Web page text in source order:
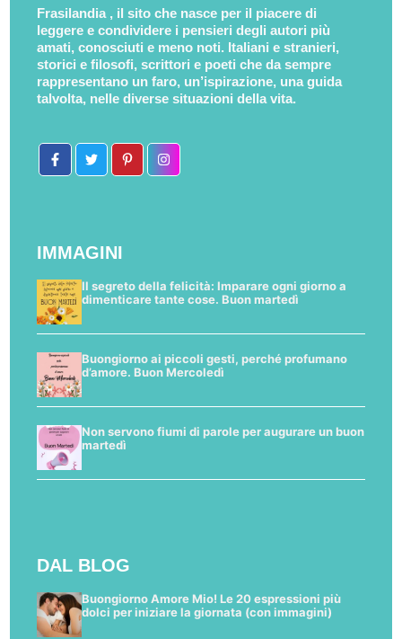
Frasilandia , il sito che nasce per il piacere di
leggere e condividere i pensieri degli autori più
amati, conosciuti e meno noti. Italiani e stranieri,
storici e filosofi, scrittori e poeti che da sempre
rappresentano un faro, un’ispirazione, una guida
talvolta, nelle diverse situazioni della vita.
IMMAGINI
Il segreto della felicità: Imparare ogni giorno a
dimenticare tante cose. Buon martedì
Buongiorno ai piccoli gesti, perché profumano
d’amore. Buon Mercoledì
Non servono fiumi di parole per augurare un buon
martedì
DAL BLOG
Buongiorno Amore Mio! Le 20 espressioni più
dolci per iniziare la giornata (con immagini)